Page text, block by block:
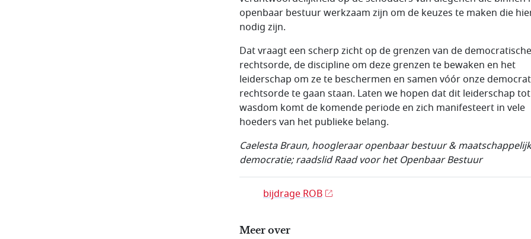
openbaar bestuur werkzaam zijn om de keuzes te maken die
nodig zijn.
Dat vraagt een scherp zicht op de grenzen van de democratische
rechtsorde, de discipline om deze grenzen te bewaken en het
leiderschap om ze te beschermen en samen vóór onze
rechtsorde te gaan staan. Laten we hopen dat dit leiderschap
wasdom komt de komende periode en zich manifesteert in vele
hoeders van het publieke belang.
Caelesta Braun, hoogleraar openbaar bestuur &
democratie; raadslid Raad voor het Openbaar Bestuur
bijdrage ROB
Meer over